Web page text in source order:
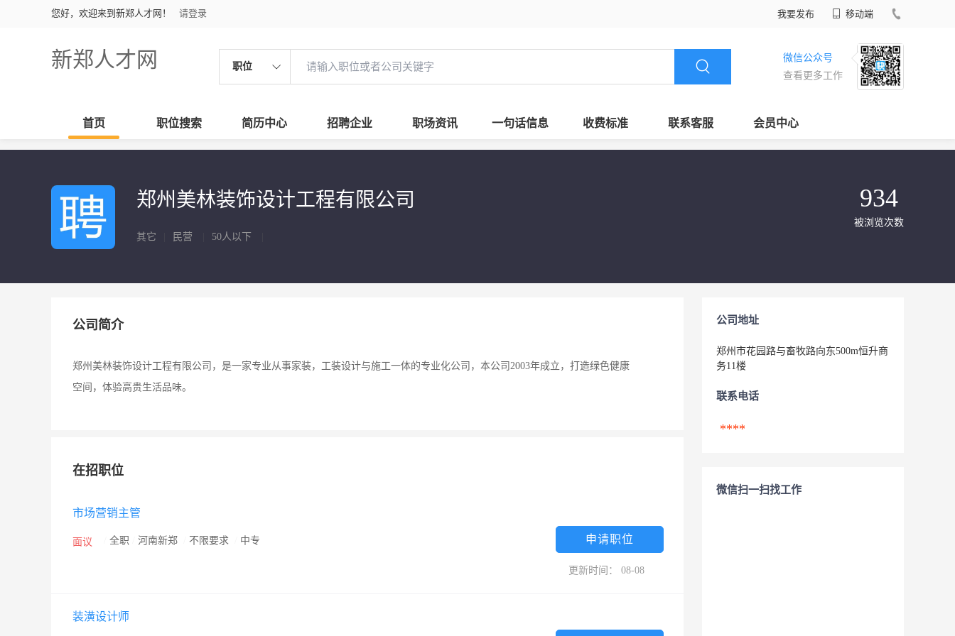
您好，欢迎来到新郑人才网！ 请登录 我要发布 移动端
新郑人才网 职位
微信公众号
查看更多工作
首页 职位搜索 简历中心 招聘企业 职场资讯 一句话信息 收费标准 联系客服 会员中心
郑州美林装饰设计工程有限公司
其它 民营 50人以下
934
被浏览次数
公司简介
郑州美林装饰设计工程有限公司，是一家专业从事家装，工装设计与施工一体的专业化公司，本公司2003年成立，打造绿色健康
空间，体验高贵生活品味。
在招职位
市场营销主管
面议 全职 河南新郑 不限要求 中专 申请职位
更新时间： 08-08
装潢设计师
公司地址
郑州市花园路与畜牧路向东500m恒升商
务11楼
联系电话
****
微信扫一扫找工作